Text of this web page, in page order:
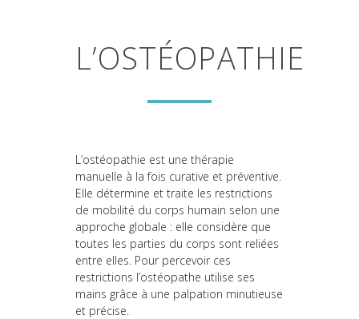
L’OSTÉOPATHIE
L’ostéopathie est une thérapie
manuelle à la fois curative et préventive.
Elle détermine et traite les restrictions
de mobilité du corps humain selon une
approche globale : elle considère que
toutes les parties du corps sont reliées
entre elles. Pour percevoir ces
restrictions l’ostéopathe utilise ses
mains grâce à une palpation minutieuse
et précise.